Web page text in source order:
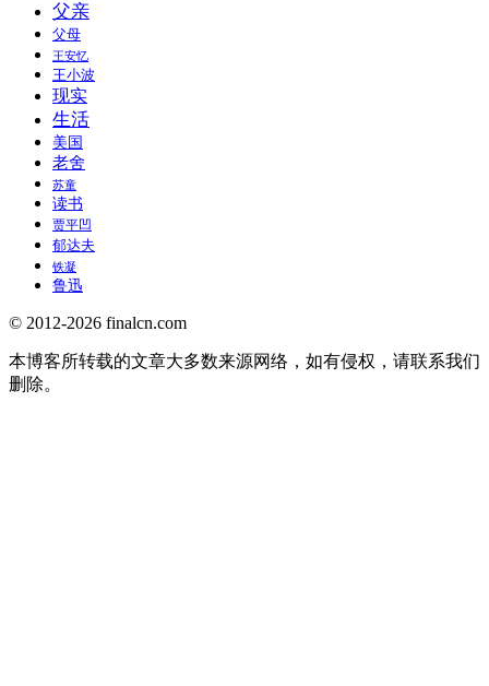
父亲
父母
王安忆
王小波
现实
生活
美国
老舍
苏童
读书
贾平凹
郁达夫
铁凝
鲁迅
© 2012-2026 finalcn.com
本博客所转载的文章大多数来源网络，如有侵权，请联系我们
删除。